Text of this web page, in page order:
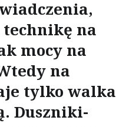
technikę na
mocy na
na
tylko walka
. Duszniki-